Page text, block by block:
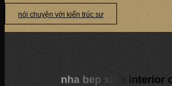
nói chuyện với kiến trúc sư
nha bep xinh interior